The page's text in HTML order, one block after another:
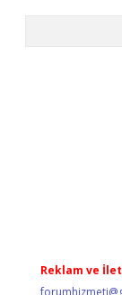
Reklam ve